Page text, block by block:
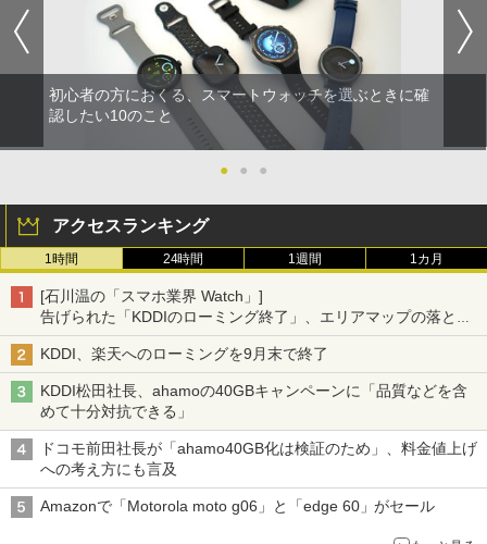
初心者の方におくる、スマートウォッチを選ぶときに確
認したい10のこと
● ● ●
アクセスランキング
1時間 24時間 1週間 1カ月
[石川温の「スマホ業界 Watch」]
告げられた「KDDIのローミング終了」、エリアマップの落とし
穴と楽天モバイルの課題
KDDI、楽天へのローミングを9月末で終了
KDDI松田社長、ahamoの40GBキャンペーンに「品質などを含
めて十分対抗できる」
ドコモ前田社長が「ahamo40GB化は検証のため」、料金値上げ
への考え方にも言及
Amazonで「Motorola moto g06」と「edge 60」がセール